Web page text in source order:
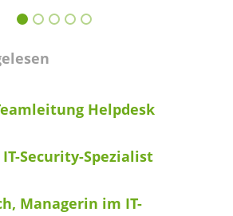
Helpdesk
Security-Spezialist
Managerin im IT-